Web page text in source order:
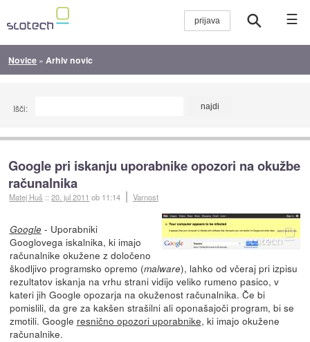
☰
Novice » Arhiv novic
Išči:
Google pri iskanju uporabnike opozori na okužbe
računalnika
Matej Huš ::20. jul 2011 ob 11:14 Varnost
Google- Uporabniki
Googlovega iskalnika, ki imajo
računalnike okužene z določeno
škodljivo programsko opremo (malware), lahko od včeraj pri izpisu
rezultatov iskanja na vrhu strani vidijo veliko rumeno pasico, v
kateri jih Google opozarja na okuženost računalnika. Če bi
pomislili, da gre za kakšen strašilni ali oponašajoči program, bi se
zmotili. Google resnično opozori uporabnike, ki imajo okužene
računalnike.